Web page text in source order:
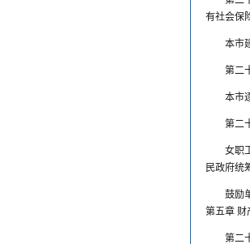
有社会保
本市
第二
本市
第二
女职
民政府统
鼓励
第五章 财
第二